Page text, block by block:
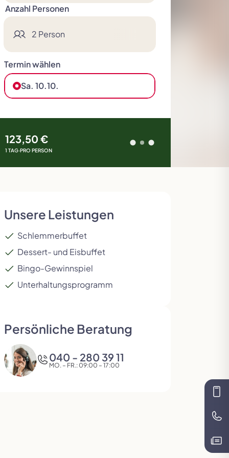
Skandinavien Slowakei
Deluxe Reisen Tour der Giganten
Anzahl Personen
2 Person
Termin wählen
Sa. 10.10.
123,50 €
1 TAG·PRO PERSON
Unsere Leistungen
Schlemmerbuffet
Dessert- und Eisbuffet
Bingo-Gewinnspiel
Unterhaltungsprogramm
Persönliche Beratung
040 - 280 39 11
MO. – FR.: 09:00 – 17:00